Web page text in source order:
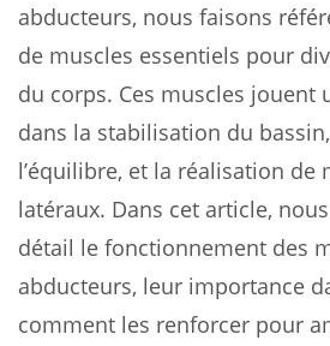
abducteurs, nous faisons
de muscles essentiels pour
du corps. Ces muscles jouent
dans la stabilisation du
l’équilibre, et la réalisation de
latéraux. Dans cet article,
détail le fonctionnement des
abducteurs, leur importance
comment les renforcer pour